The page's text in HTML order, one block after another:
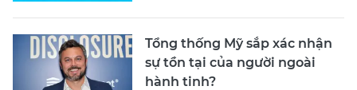
Tổng thống Mỹ sắp xác nhận
sự tồn tại của người ngoài
hành tinh?